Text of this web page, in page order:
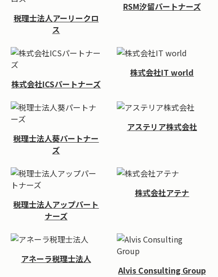
税理士法人アーリークロ
ス
RSM汐留パートナーズ
株式会社ICSパートナーズ
株式会社IT world
税理士法人葵パートナー
ズ
アステリア株式会社
税理士法人アップパート
ナーズ
株式会社アテナ
アネーラ税理士法人
Alvis Consulting Group